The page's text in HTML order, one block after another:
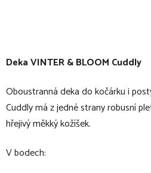
Deka VINTER & BLOOM Cuddly
Oboustranná deka do kočárku i
Cuddly má z jedné strany robusní
hřejivý měkký kožíšek.
V bodech: